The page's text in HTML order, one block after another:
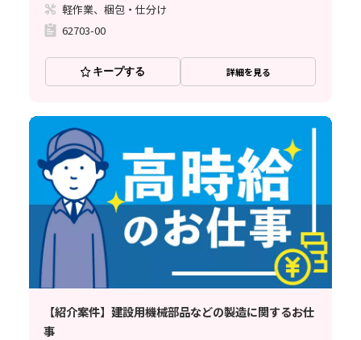
軽作業、梱包・仕分け
62703-00
キープする 詳細を見る
【紹介案件】建設用機械部品などの製造に関するお仕
事